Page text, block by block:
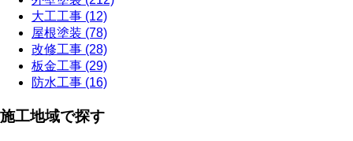
大工工事 (12)
屋根塗装 (78)
改修工事 (28)
板金工事 (29)
防水工事 (16)
施工地域で探す